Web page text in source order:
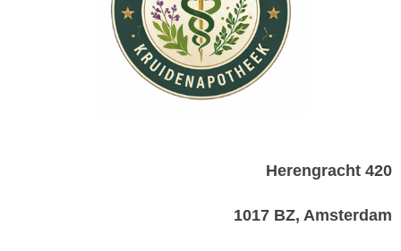
Herengracht 420
1017 BZ, Amsterdam